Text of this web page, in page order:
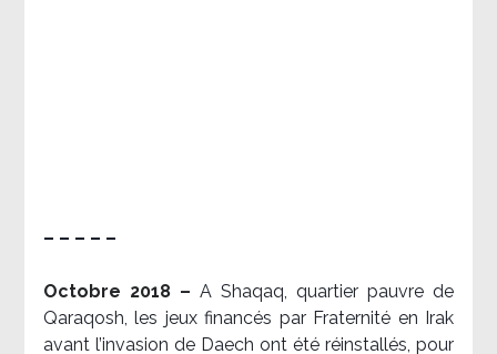
– – – – –
Octobre 2018 – A Shaqaq, quartier pauvre de
Qaraqosh, les jeux financés par Fraternité en Irak​
avant l’invasion de Daech ont été réinstallés, pour